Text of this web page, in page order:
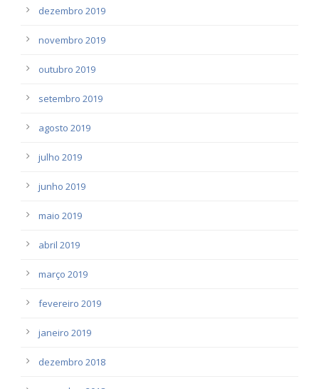
dezembro 2019
novembro 2019
outubro 2019
setembro 2019
agosto 2019
julho 2019
junho 2019
maio 2019
abril 2019
março 2019
fevereiro 2019
janeiro 2019
dezembro 2018